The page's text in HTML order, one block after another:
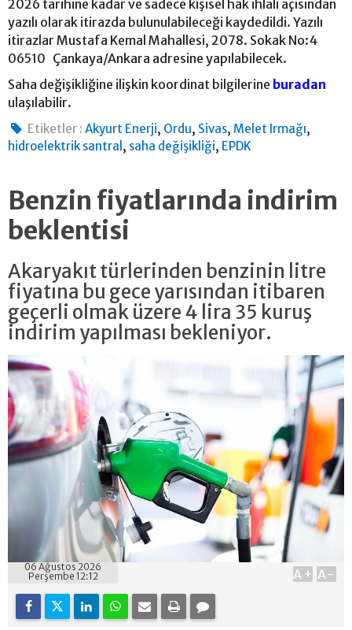
2026 tarihine kadar ve sadece kişisel hak ihlali açısından
yazılı olarak itirazda bulunulabileceği kaydedildi. Yazılı
itirazlar Mustafa Kemal Mahallesi, 2078. Sokak No:4
06510 Çankaya/Ankara adresine yapılabilecek.
Saha değişikliğine ilişkin koordinat bilgilerine buradan
ulaşılabilir.
Etiketler : Akyurt Enerji, Ordu, Sivas,Melet Irmağı,
hidroelektrik santral , saha değişikliği, EPDK
Benzin fiyatlarında indirim
beklentisi
Akaryakıt türlerinden benzinin litre
fiyatına bu gece yarısından itibaren
geçerli olmak üzere 4 lira 35 kuruş
indirim yapılması bekleniyor.
06 Ağustos 2026
Perşembe 12:12
A+ A-